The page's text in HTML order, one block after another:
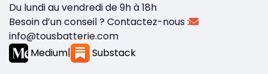
Du lundi au vendredi de 9h à 18h
Besoin d’un conseil ? Contactez-nous :
info@tousbatterie.com
Medium| Substack